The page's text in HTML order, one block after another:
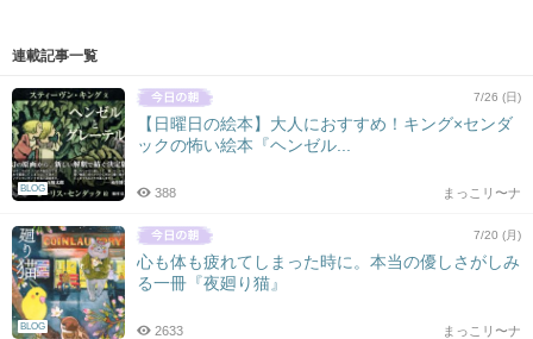
連載記事一覧
BLOG
7/26 (日)
【日曜日の絵本】大人におすすめ！キング×センダ
ックの怖い絵本『ヘンゼル...
まっこリ〜ナ
388
BLOG
7/20 (月)
心も体も疲れてしまった時に。本当の優しさがしみ
る一冊『夜廻り猫』
まっこリ〜ナ
2633